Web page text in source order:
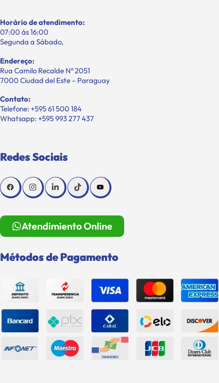
Horário de atendimento:
07:00 ás 16:00
Segunda a Sábado,
Endereço:
Rua Camilo Recalde Nº 2051
7000 Ciudad del Este – Paraguay
Contato:
Telefone: +595 61 500 184
Whatsapp: +595 993 277 437
Redes Sociais
Atendimiento Online
Métodos de Pagamento